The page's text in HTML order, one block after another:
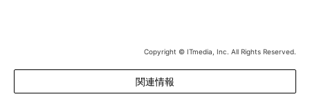
Copyright © ITmedia, Inc. All Rights Reserved.
関連情報